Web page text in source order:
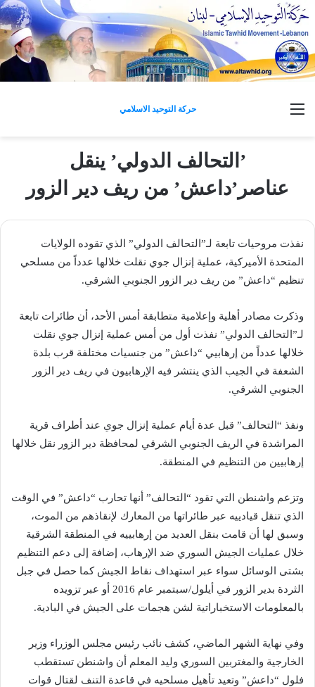
حركة التوحيد الاسلامي
’التحالف الدولي’ ينقل
عناصر’داعش’ من ريف دير الزور
نفذت مروحيات تابعة لـ”التحالف الدولي” الذي تقوده الولايات
المتحدة الأميركية، عملية إنزال جوي نقلت خلالها عدداً من مسلحي
تنظيم “داعش” من ريف دير الزور الجنوبي الشرقي.
وذكرت مصادر أهلية وإعلامية متطابقة أمس الأحد، أن طائرات تابعة
لـ”التحالف الدولي” نفذت أول من أمس عملية إنزال جوي نقلت
خلالها عدداً من إرهابيي “داعش” من جنسيات مختلفة قرب بلدة
الشعفة في الجيب الذي ينتشر فيه الإرهابيون في ريف دير الزور
الجنوبي الشرقي.
ونفذ “التحالف” قبل عدة أيام عملية إنزال جوي عند أطراف قرية
المراشدة في الريف الجنوبي الشرقي لمحافظة دير الزور نقل خلالها
إرهابيين من التنظيم في المنطقة.
وتزعم واشنطن التي تقود “التحالف” أنها تحارب “داعش” في الوقت
الذي تنقل قيادييه عبر طائراتها من المعارك لإنقاذهم من الموت،
وسبق لها أن قامت بنقل العديد من إرهابييه في المنطقة الشرقية
خلال عمليات الجيش السوري ضد الإرهاب، إضافة إلى دعم التنظيم
بشتى الوسائل سواء عبر استهداف نقاط الجيش كما حصل في جبل
الثردة بدير الزور في أيلول/سبتمبر عام 2016 أو عبر تزويده
بالمعلومات الاستخباراتية لشن هجمات على الجيش في البادية.
وفي نهاية الشهر الماضي، كشف نائب رئيس مجلس الوزراء وزير
الخارجية والمغتربين السوري وليد المعلم أن واشنطن تستقطب
فلول “داعش” وتعيد تأهيل مسلحيه في قاعدة التنف لقتال قوات